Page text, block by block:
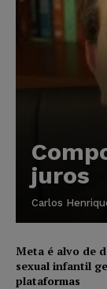
juros
Carlos
Meta é alvo de
sexual infantil
plataformas